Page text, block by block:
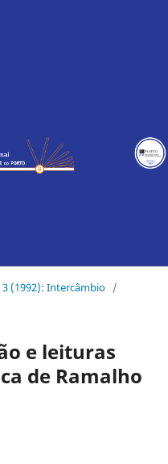
3 (1992): Intercâmbio /
e leituras
de Ramalho